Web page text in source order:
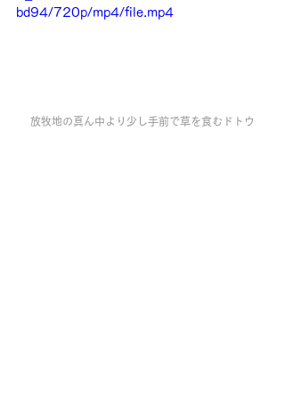
bd94/720p/mp4/file.mp4
放牧地の真ん中より少し手前で草を食むドトウ